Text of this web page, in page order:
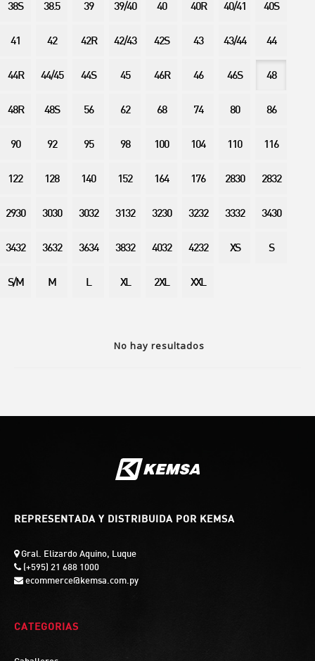
No hay resultados
38S 38.5 39 39/40 40 40R 40/41 40S
41 42 42R 42/43 42S 43 43/44 44
44R 44/45 44S 45 46R 46 46S 48
48R 48S 56 62 68 74 80 86
90 92 95 98 100 104 110 116
122 128 140 152 164 176 2830 2832
2930 3030 3032 3132 3230 3232 3332 3430
3432 3632 3634 3832 4032 4232 XS S
S/M M L XL 2XL XXL
REPRESENTADA Y DISTRIBUIDA POR KEMSA
Gral. Elizardo Aquino, Luque
(+595) 21 688 1000
ecommerce@kemsa.com.py
CATEGORIAS